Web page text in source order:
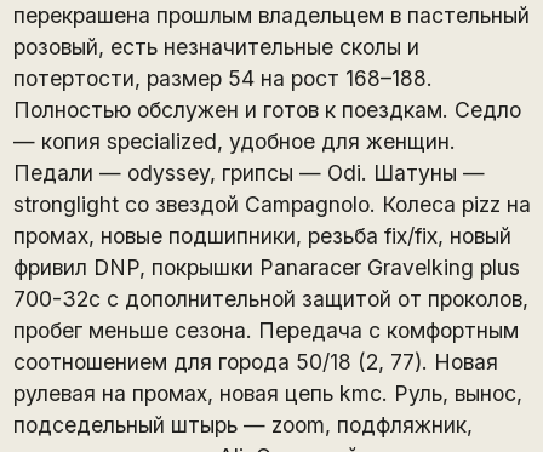
перекрашена прошлым владельцем в пастельный
розовый, есть незначительные сколы и
потертости, размер 54 на рост 168–188.
Полностью обслужен и готов к поездкам. Седло
— копия specialized, удобное для женщин.
Педали — odyssey, грипсы — Odi. Шатуны —
stronglight со звездой Campagnolo. Колеса pizz на
промах, новые подшипники, резьба fix/fix, новый
фривил DNP, покрышки Panaracer Gravelking plus
700-32c с дополнительной защитой от проколов,
пробег меньше сезона. Передача с комфортным
соотношением для города 50/18 (2, 77). Новая
рулевая на промах, новая цепь kmc. Руль, вынос,
подседельный штырь — zoom, подфляжник,